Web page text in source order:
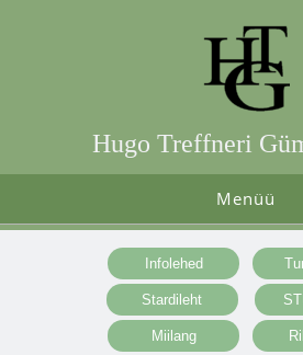
Hugo Treffneri
Menüü